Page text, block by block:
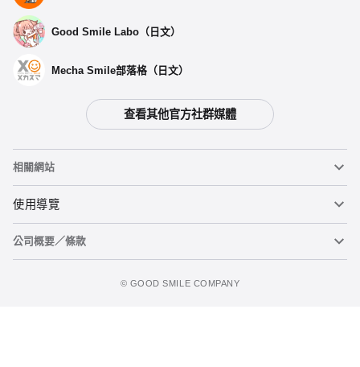
Good Smile Labo（日文）
Mecha Smile部落格（日文）
查看其他官方社群媒體
相關網站
黏土人
黏土人臉部製造機（英文）
使用導覽
重要公告
公司概要／條款
©️ GOOD SMILE COMPANY